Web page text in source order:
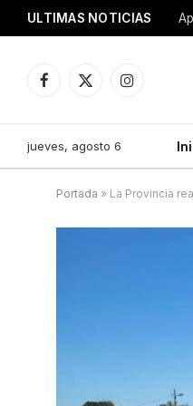
ULTIMAS NOTICIAS
Facebook
X
Instagram
jueves, agosto 6
Portada » La Provincia